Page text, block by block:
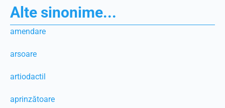
Alte sinonime...
amendare
arsoare
artiodactil
aprinzătoare